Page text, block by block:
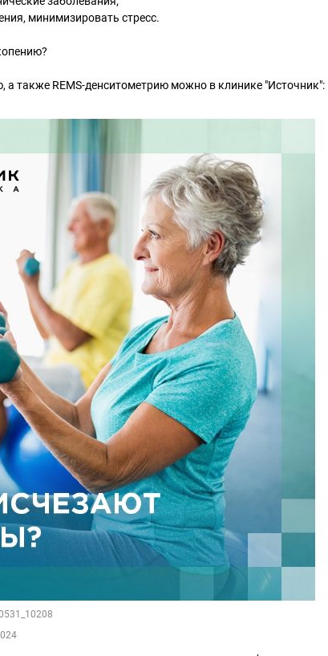
минимизировать стресс.
также REMS-денситометрию можно в клинике "Источник":